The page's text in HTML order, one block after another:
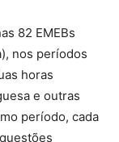
82 EMEBs
nos períodos
horas
e outras
período, cada